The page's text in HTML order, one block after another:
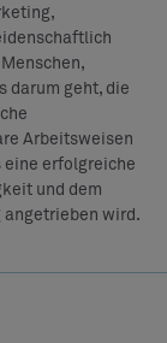
darum geht, die
Arbeitsweisen
eine erfolgreiche
und dem
angetrieben wird.